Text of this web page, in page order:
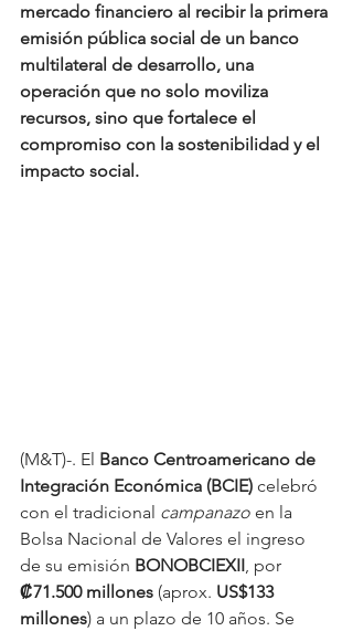
mercado financiero al recibir la primera
emisión pública social de un banco
multilateral de desarrollo, una
operación que no solo moviliza
recursos, sino que fortalece el
compromiso con la sostenibilidad y el
impacto social.
(M&T)-. El Banco Centroamericano de
Integración Económica (BCIE) celebró
con el tradicional campanazo en la
Bolsa Nacional de Valores el ingreso
de su emisión BONOBCIEXII, por
₡71.500 millones (aprox. US$133
millones) a un plazo de 10 años. Se